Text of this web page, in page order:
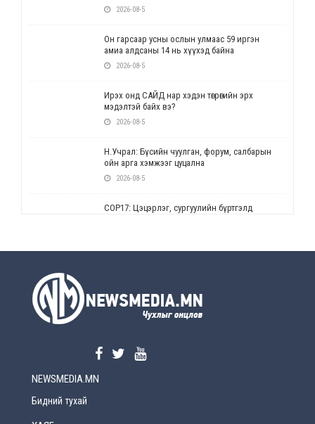
2026-08-5
Он гарсаар усны ослын улмаас 59 иргэн
амиа алдсаны 14 нь хүүхэд байна
2026-08-5
Ирэх онд САЙД нар хэдэн төгрөгийн эрх
мэдэлтэй байх вэ?
2026-08-5
Н.Учрал: Бүсийн чуулган, форум, салбарын
ойн арга хэмжээг цуцална
2026-08-5
СОР17: Цэцэрлэг, сургуулийн бүртгэлд
2026-08-5
2026-08-5
NEWSMEDIA.MN
Бидний тухай